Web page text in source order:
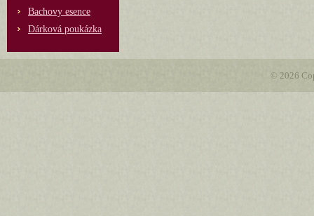
Bachovy esence
Dárková poukázka
© 2026